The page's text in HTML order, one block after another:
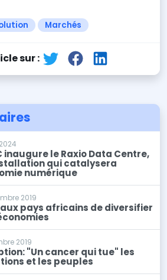
Marchés
sur :
inaugure le Raxio Data Centre,
qui catalysera
numérique
2019
pays africains de diversifier
2019
"Un cancer qui tue" les
et les peuples